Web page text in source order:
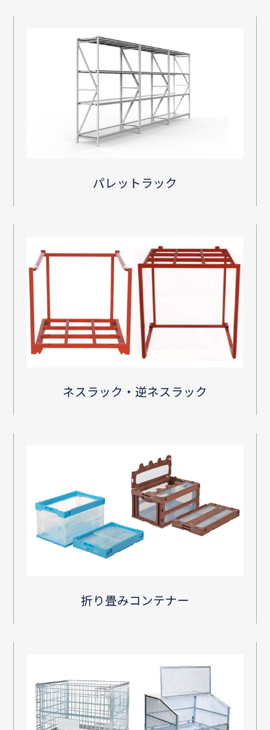
パレットラック
ネスラック・逆ネスラック
折り畳みコンテナー